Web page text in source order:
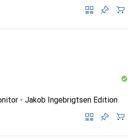
- Jakob Ingebrigtsen Edition